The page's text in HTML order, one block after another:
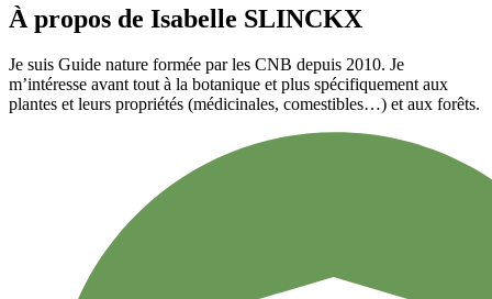
À propos de Isabelle SLINCKX
Je suis Guide nature formée par les CNB depuis 2010. Je
m’intéresse avant tout à la botanique et plus spécifiquement aux
plantes et leurs propriétés (médicinales, comestibles…) et aux forêts.